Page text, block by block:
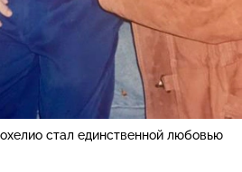
стал единственной любовью